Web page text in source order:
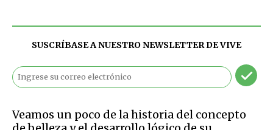
SUSCRÍBASE A NUESTRO NEWSLETTER DEVIVE
​Veamos un poco de la historia del concepto